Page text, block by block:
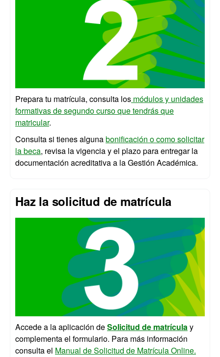
Prepara tu matrícula, consulta los módulos y unidades
formativas de segundo curso que tendrás que
matricular.
Consulta si tienes algunabonificación o como solicitar
la beca, revisa la vigencia y el plazo para entregar la
documentación acreditativa a la Gestión Académica.
Haz la solicitud de matrícula
Accede a la aplicación deSolicitud de matrículay
complementa el formulario. Para más información
consulta el Manual de Solicitud de Matrícula Online.